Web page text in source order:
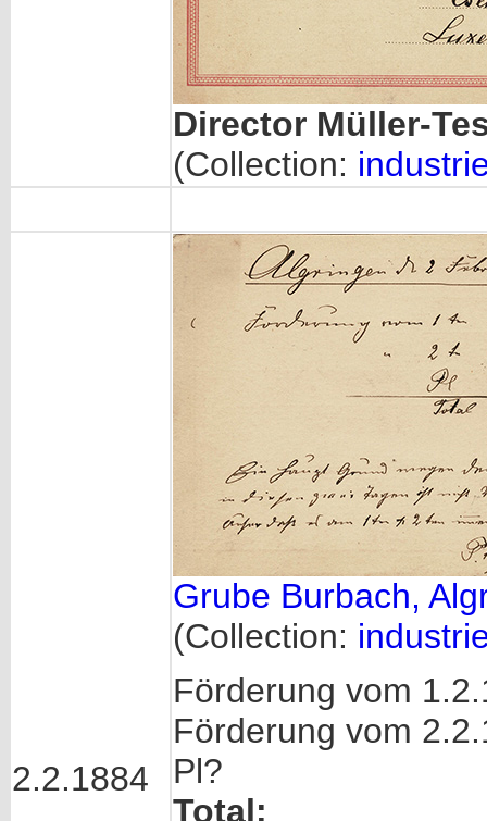
Director Müller-
(Collection:
2.2.1884
Grube Burbach,
(Collection:
Förderung vom
Förderung vom
Pl?
Total: